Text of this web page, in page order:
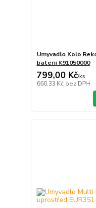
Umyvadlo Kolo
baterii K91050000
799,00 Kč/ks
660,33 Kč bez DPH